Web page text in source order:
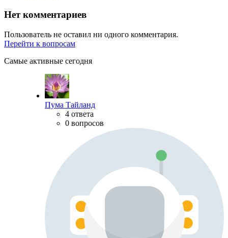
Нет комментариев
Пользователь не оставил ни одного комментария.
Перейти к вопросам
Самые активные сегодня
Пума Тайланд
4 ответа
0 вопросов